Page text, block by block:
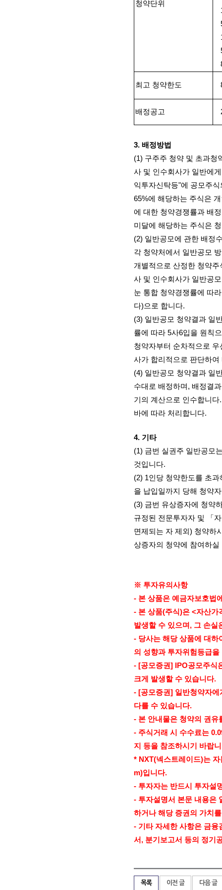
청약단위
최고 청약한도
배정공고
3. 배정방법
(1) 구주주 청약 및 초과청
사 및 인수회사가 일반에
익투자신탁등"에 공모주식
65%에 해당하는 주식은
에 대한 청약경쟁률과 배
미달에 해당하는 주식은
(2) 일반공모에 관한 배정
각 청약처에서 일반공모
개별적으로 산정한 청약주
사 및 인수회사가 일반공
눈 통합 청약경쟁률에 따
다)으로 합니다.
(3) 일반공모 청약결과 일
률에 따라 5사6입을 원칙
청약자부터 순차적으로 우
사가 합리적으로 판단하여
(4) 일반공모 청약결과 일
수대로 배정하며 , 배정결
기의 계산으로 인수합니다
바에 따라 처리합니다.
4. 기타
(1) 금번 실권주 일반공모
것입니다.
(2) 1인당 청약한도를 초
을 납입일까지 당해 청약
(3) 금번 유상증자에 청약
규정된 전문투자자 및 「
면제되는 자 제외 ) 청약하
상증자의 청약에 참여하
※ 투자유의사항
- 본 상품은 예금자보호법
- 본 상품(주식)은 <자산가
발생할 수 있으며 , 그 손실
- 당사는 해당 상품에 대
의 성향과 투자위험등급
- [공모증권] IPO공모주식
크게 발생할 수 있습니다.
- [공모증권] 일반청약자에
다를 수 있습니다.
- 본 안내물은 청약의 권유
- 주식거래 시 수수료는
지 등을 참조하시기 바랍
* NXT(넥스트레이드)는
m)입니다.
- 투자자는 반드시 투자설
- 투자설명서 본문 내용은
하거나 해당 증권의 가치
- 기타 자세한 사항은 금융
서 , 분기보고서 등의 정기
목록 이전 글 다음 글